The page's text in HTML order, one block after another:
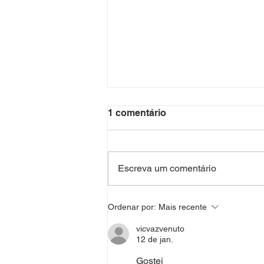
1 comentário
Escreva um comentário
Ordenar por: Mais recente
vicvazvenuto
12 de jan.
Gostei